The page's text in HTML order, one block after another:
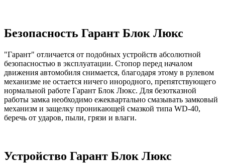
Безопасность Гарант Блок Люкс
"Гарант" отличается от подобных устройств абсолютной
безопасностью в эксплуатации. Стопор перед началом
движения автомобиля снимается, благодаря этому в рулевом
механизме не остается ничего инородного, препятствующего
нормальной работе Гарант Блок Люкс. Для безотказной
работы замка необходимо ежеквартально смазывать замковый
механизм и защелку проникающей смазкой типа WD-40,
беречь от ударов, пыли, грязи и влаги.
Устройство Гарант Блок Люкс